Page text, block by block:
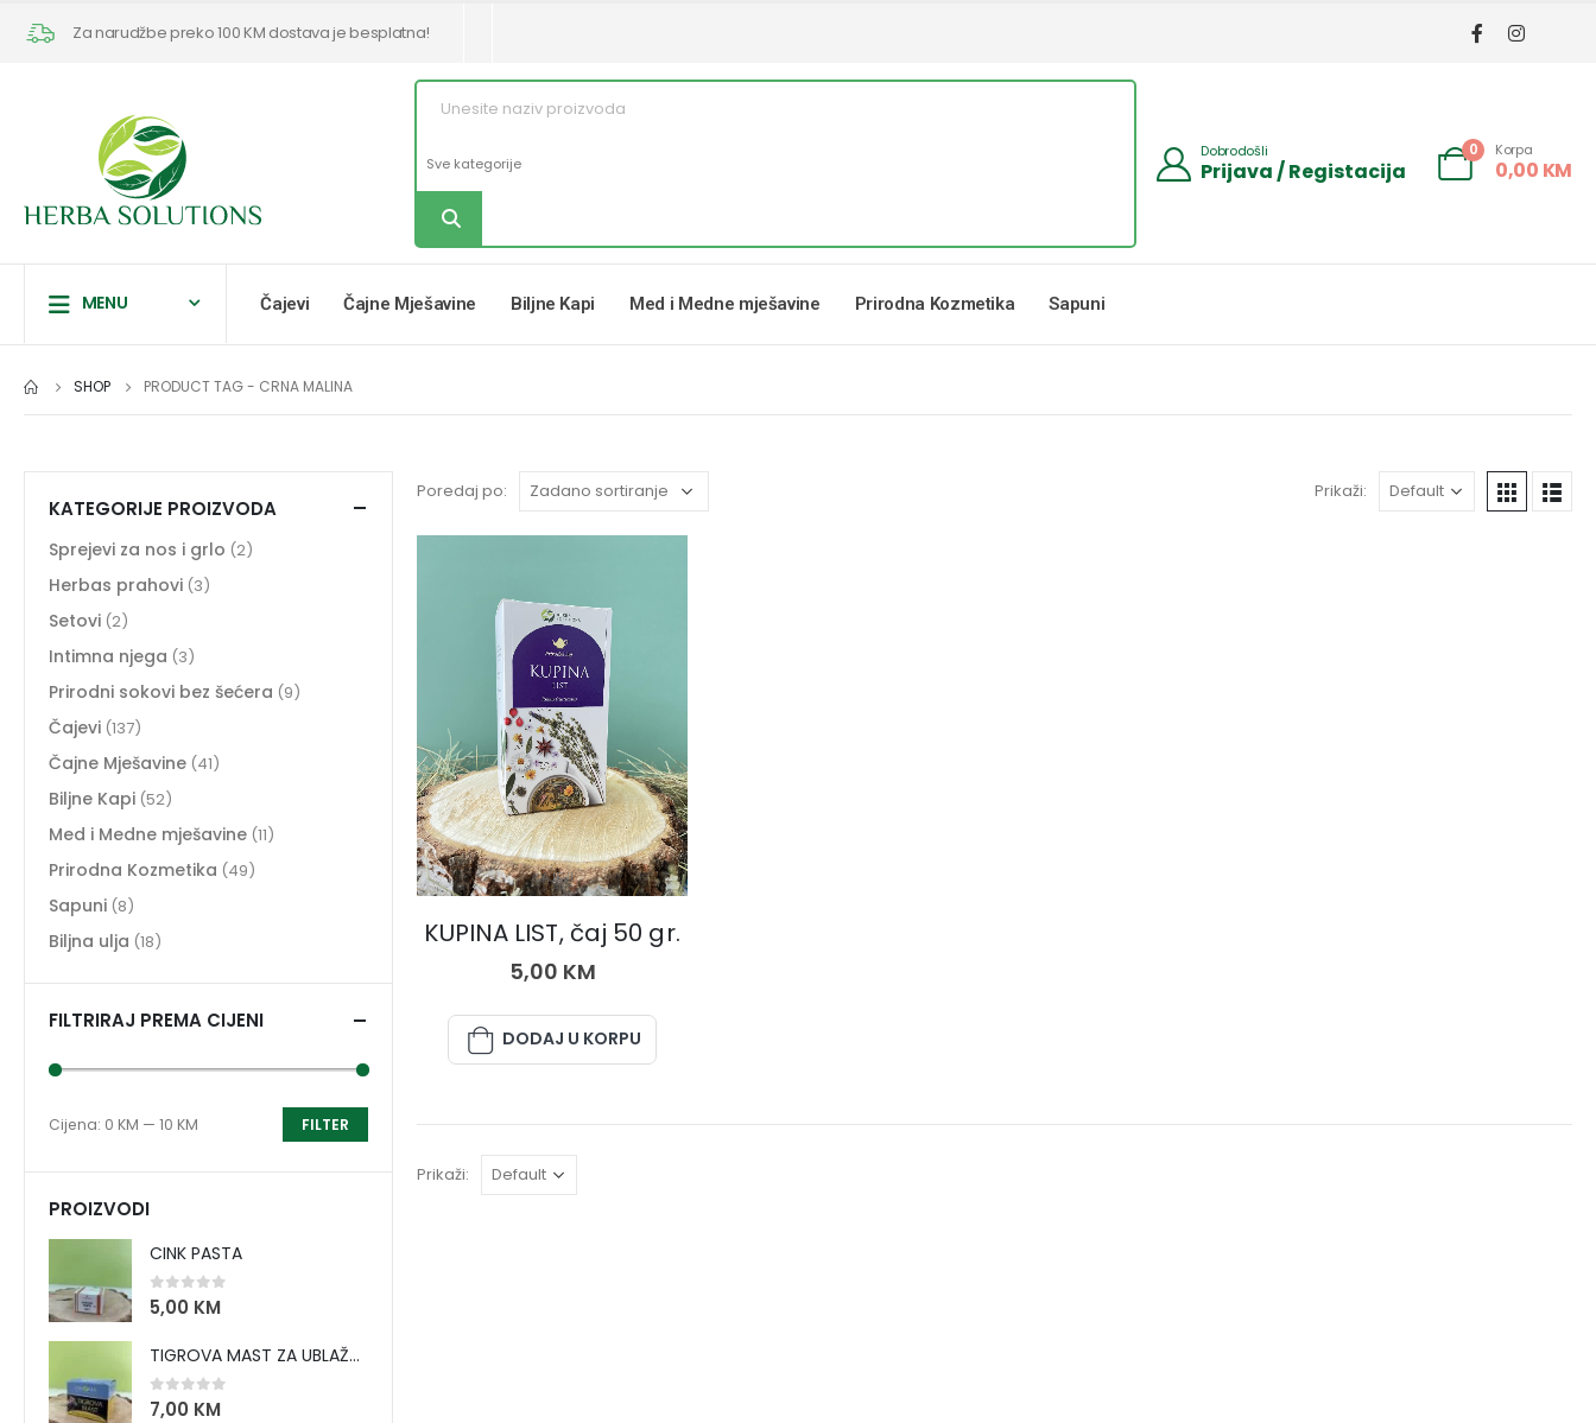
Za narudžbe preko 100 KM dostava je besplatna!
Dobrodošli
Prijava / Registacija
0 Korpa
0,00 KM
MENU Čajevi Čajne Mješavine Biljne Kapi Med i Medne mješavine Prirodna Kozmetika Sapuni
SHOP PRODUCT TAG - CRNA MALINA
Poredaj po: Prikaži:
ČAJEVI
KUPINA LIST, čaj 50 gr.
5,00 KM
DODAJ U KORPU
Prikaži:
KATEGORIJE PROIZVODA
Sprejevi za nos i grlo (2)
Herbas prahovi (3)
Setovi (2)
Intimna njega (3)
Prirodni sokovi bez šećera (9)
Čajevi (137)
Čajne Mješavine (41)
Biljne Kapi (52)
Med i Medne mješavine (11)
Prirodna Kozmetika (49)
Sapuni (8)
Biljna ulja (18)
FILTRIRAJ PREMA CIJENI
FILTER
Cijena: 0 KM — 10 KM
PROIZVODI
CINK PASTA
0 out of 5
5,00 KM
TIGROVA MAST ZA UBLAŽAVANJE BOLOVA I ZAGRIJAVANJE MIŠIĆA
0 out of 5
7,00 KM